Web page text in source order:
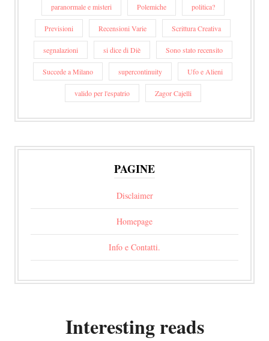
paranormale e misteri Polemiche politica?
Previsioni Recensioni Varie Scrittura Creativa
segnalazioni si dice di Diè Sono stato recensito
Succede a Milano supercontinuity Ufo e Alieni
valido per l'espatrio Zagor Cajelli
PAGINE
Disclaimer
Homepage
Info e Contatti.
Interesting reads